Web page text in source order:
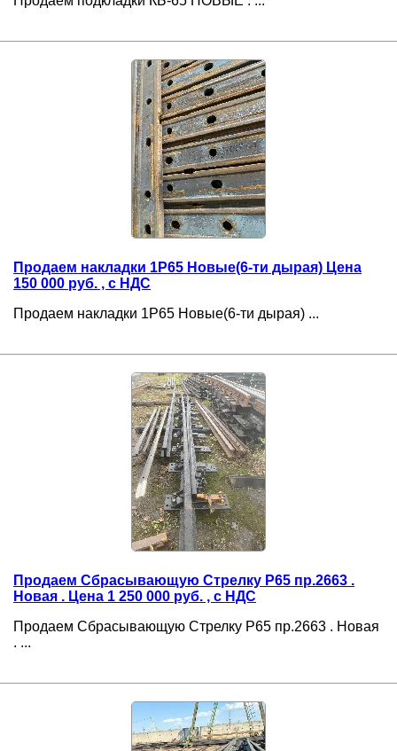
Продаем накладки 1Р65 Новые(6-ти дырая) Цена
150 000 руб. , с НДС
Продаем накладки 1Р65 Новые(6-ти дырая) ...
Продаем Сбрасывающую Стрелку Р65 пр.2663 .
Новая . Цена 1 250 000 руб. , с НДС
Продаем Сбрасывающую Стрелку Р65 пр.2663 . Новая
. ...